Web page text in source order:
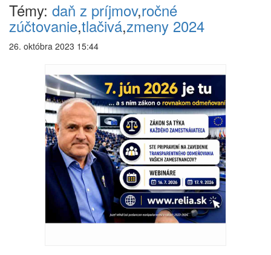
Témy: daň z príjmov,ročné
zúčtovanie,tlačivá,zmeny 2024
26. októbra 2023 15:44